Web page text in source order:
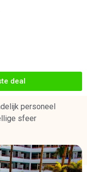
deal
personeel
sfeer